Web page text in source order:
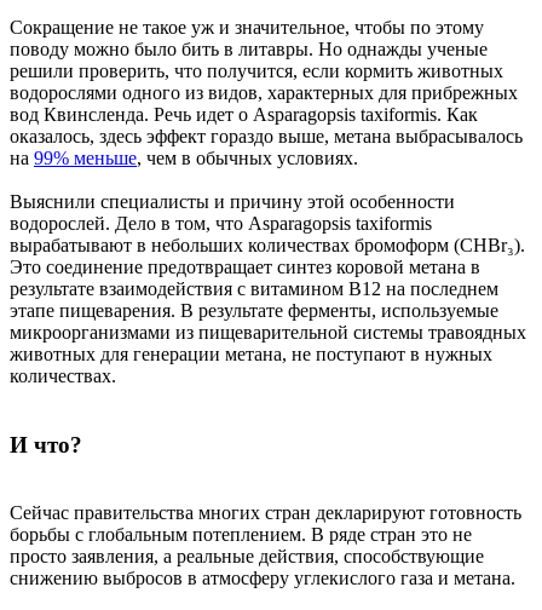
Сокращение не такое уж и значительное, чтобы по этому
поводу можно было бить в литавры. Но однажды ученые
решили проверить, что получится, если кормить животных
водорослями одного из видов, характерных для прибрежных
вод Квинсленда. Речь идет о Asparagopsis taxiformis. Как
оказалось, здесь эффект гораздо выше, метана выбрасывалось
на 99% меньше, чем в обычных условиях.
Выяснили специалисты и причину этой особенности
водорослей. Дело в том, что Asparagopsis taxiformis
вырабатывают в небольших количествах бромоформ (CHBr₃).
Это соединение предотвращает синтез коровой метана в
результате взаимодействия с витамином B12 на последнем
этапе пищеварения. В результате ферменты, используемые
микроорганизмами из пищеварительной системы травоядных
животных для генерации метана, не поступают в нужных
количествах.
И что?
Сейчас правительства многих стран декларируют готовность
борьбы с глобальным потеплением. В ряде стран это не
просто заявления, а реальные действия, способствующие
снижению выбросов в атмосферу углекислого газа и метана.